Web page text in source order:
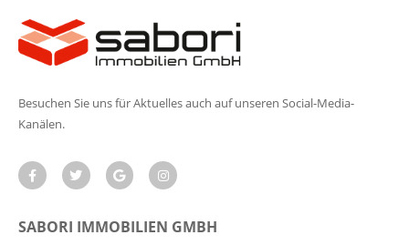
Besuchen Sie uns für Aktuelles auch auf unseren Social-Media-
Kanälen.
SABORI IMMOBILIEN GMBH